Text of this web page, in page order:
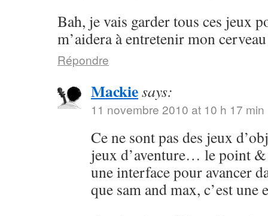
Bah, je vais garder tous ces jeux
m’aidera à entretenir mon
Répondre
Mackiesays:
11 novembre 2010 at 10 h 17 min
Ce ne sont pas des jeux
jeux d’aventure… le point
une interface pour avancer
que sam and max, c’est